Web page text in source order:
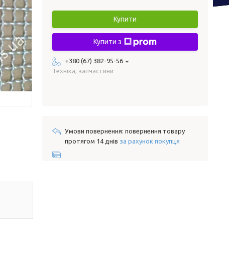
Купити
Купити з
+380 (67) 382-95-56
Техніка, запчастини
повернення товару
протягом 14 днів за рахунок покупця